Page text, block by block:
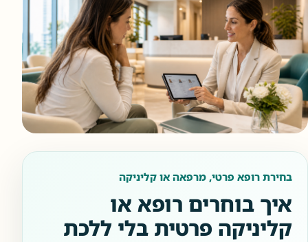
בחירת רופא פרטי, מרפאה או קליניקה
איך בוחרים רופא או
קליניקה פרטית בלי ללכת